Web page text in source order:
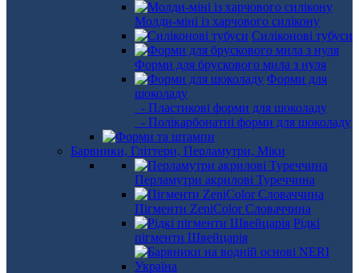
Молди-міні із харчового силікону
Силіконові тубуси
Форми для брускового мила з нуля
Форми для
шоколаду
- Пластикові форми для шоколаду
- Полікарбонатні форми для шоколаду
Барвники, Гліттери, Перламутри, Міки
Перламутри акрилові Туреччина
Пігменти ZeniColor Словаччина
Рідкі
пігменти Швейцарія